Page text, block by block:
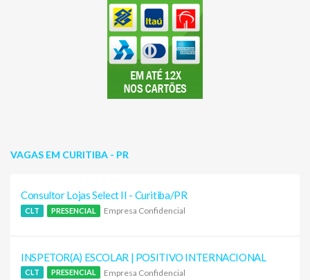
VAGAS EM CURITIBA - PR
Consultor Lojas Select II - Curitiba/PR
CLT PRESENCIAL Empresa Confidencial
INSPETOR(A) ESCOLAR | POSITIVO INTERNACIONAL
CLT PRESENCIAL Empresa Confidencial